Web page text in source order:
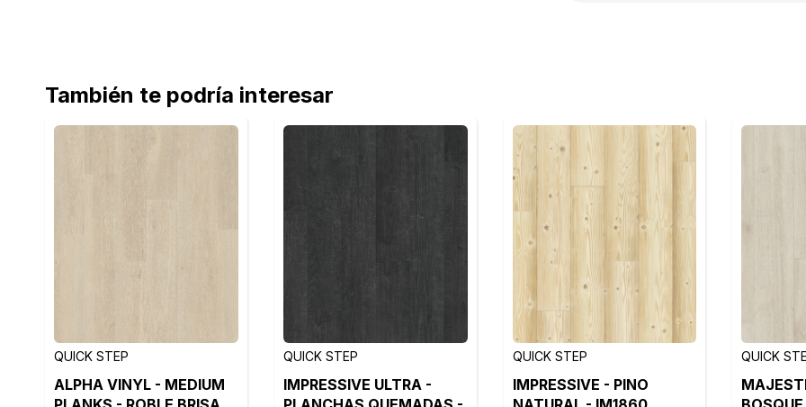
También te podría interesar
QUICK STEP
ALPHA VINYL - MEDIUM
QUICK STEP
IMPRESSIVE ULTRA -
QUICK STEP
IMPRESSIVE - PINO
QUICK